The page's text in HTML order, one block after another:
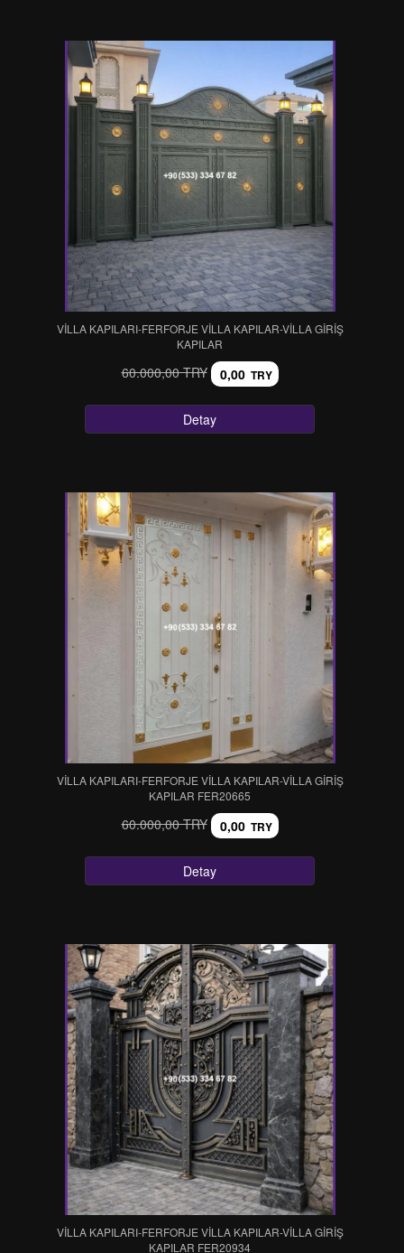
VİLLA KAPILARI-FERFORJE VİLLA KAPILAR-VİLLA GİRİŞ
KAPILAR
60.000,00 TRY 0,00 TRY
Detay
VİLLA KAPILARI-FERFORJE VİLLA KAPILAR-VİLLA GİRİŞ
KAPILAR FER20665
60.000,00 TRY 0,00 TRY
Detay
VİLLA KAPILARI-FERFORJE VİLLA KAPILAR-VİLLA GİRİŞ
KAPILAR FER20934